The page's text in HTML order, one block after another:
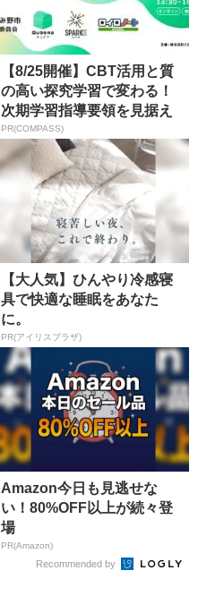
【8/25開催】CBT活用と質
の高い探究学習で変わる！
次期学習指導要領を見据え
た...
PR(COMPASS)
【大人気】ひんやり冷感寝
具で快適な睡眠をあなた
に。
PR(アイリスプラザ)
Amazon今日も見逃せな
い！80%OFF以上が続々登
場
PR(Amazon)
Recommended by